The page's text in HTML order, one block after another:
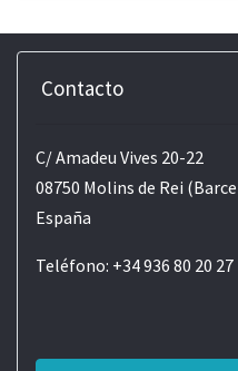
Contacto
C/ Amadeu Vives 20-22
08750 Molins de Rei
España
Teléfono: +34 936 80 20 27